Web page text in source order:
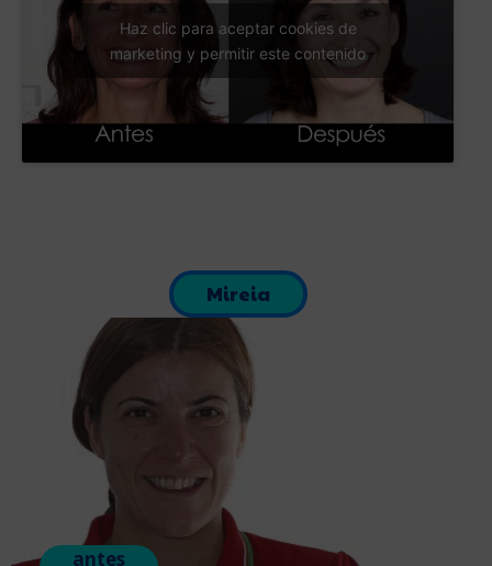
Haz clic para aceptar cookies de
marketing y permitir este contenido
Mireia
antes